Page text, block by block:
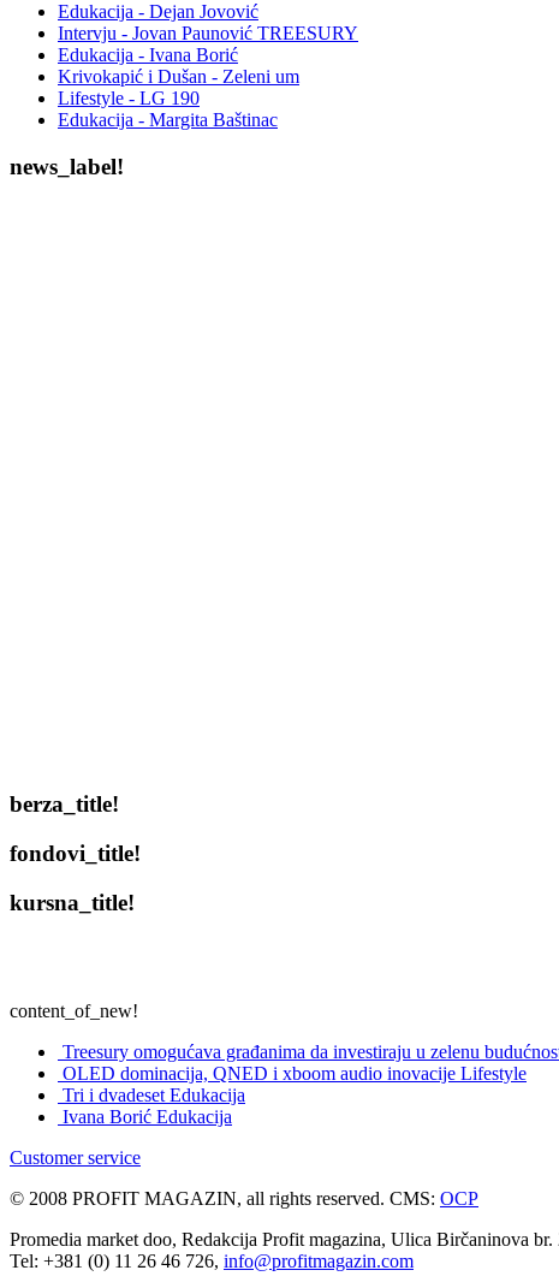
Edukacija - Dejan Jovović
Intervju - Jovan Paunović TREESURY
Edukacija - Ivana Borić
Krivokapić i Dušan - Zeleni um
Lifestyle - LG 190
Edukacija - Margita Baštinac
news_label!
berza_title!
fondovi_title!
kursna_title!
content_of_new!
Treesury omogućava građanima da investiraju u zelenu
OLED dominacija, QNED i xboom audio inovacije Lifestyle
Tri i dvadesetEdukacija
Ivana Borić Edukacija
Customer service
© 2008 PROFIT MAGAZIN, all rights reserved. CMS: OCP
Promedia market doo, Redakcija Profit magazina, Ulica Birčaninova br.
Tel: +381 (0) 11 26 46 726, info@profitmagazin.com